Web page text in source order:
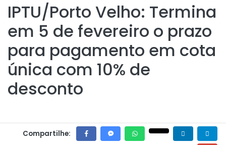
IPTU/Porto Velho: Termina
em 5 de fevereiro o prazo
para pagamento em cota
única com 10% de
desconto
Compartilhe: